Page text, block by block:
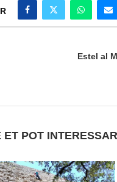
Estel al
ET POT INTERESSAR